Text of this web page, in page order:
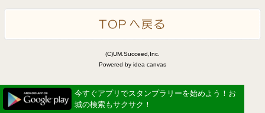
(C)UM.Succeed,Inc.
Powered by idea canvas
今すぐアプリでスタンプラリーを始めよう！お
城の検索もサクサク！